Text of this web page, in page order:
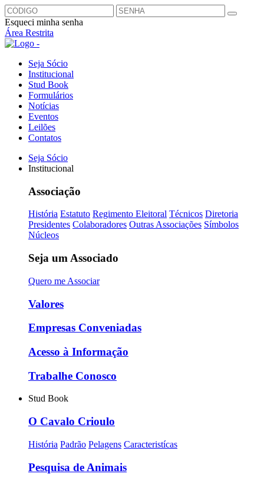
Esqueci minha senha
Área Restrita
Seja Sócio
Institucional
Stud Book
Formulários
Notícias
Eventos
Leilões
Contatos
Seja Sócio
Institucional
Associação
História Estatuto Regimento Eleitoral Técnicos Diretoria
Presidentes Colaboradores Outras Associações Símbolos
Núcleos
Seja um Associado
Quero me Associar
Valores
Empresas Conveniadas
Acesso à Informação
Trabalhe Conosco
Stud Book
O Cavalo Crioulo
História Padrão Pelagens Caracteristícas
Pesquisa de Animais